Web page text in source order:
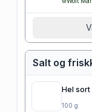
Salt og
Hel
100 g